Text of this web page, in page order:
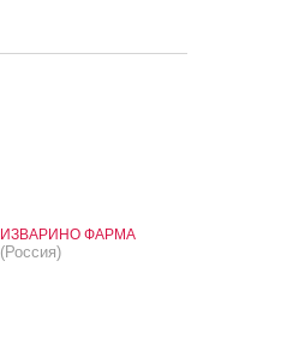
ИЗВАРИНО ФАРМА
(Россия)